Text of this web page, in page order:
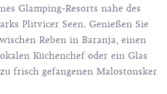
Glamping-Resorts nahe des
Plitvicer Seen. Genießen Sie
Reben in Baranja, einen
Küchenchef oder ein Glas
frisch gefangenen Malostonsker